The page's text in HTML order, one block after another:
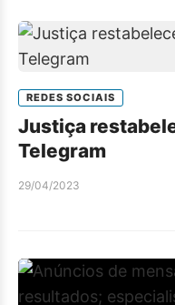
REDES SOCIAIS
Justiça
Telegram
29/04/2023